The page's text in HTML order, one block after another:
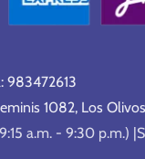
983472613
1082, Los
a.m. - 9:30 p.m.)